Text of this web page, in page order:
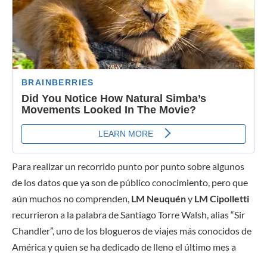
Para realizar un recorrido punto por punto sobre algunos
de los datos que ya son de público conocimiento, pero que
aún muchos no comprenden, LM Neuquény LM Cipolletti
recurrieron a la palabra de Santiago Torre Walsh, alias “Sir
Chandler”, uno de los blogueros de viajes más conocidos de
América y quien se ha dedicado de lleno el último mes a